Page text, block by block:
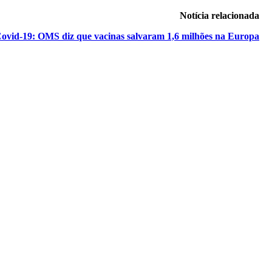
Notícia relacionada
19: OMS diz que vacinas salvaram 1,6 milhões na Europa